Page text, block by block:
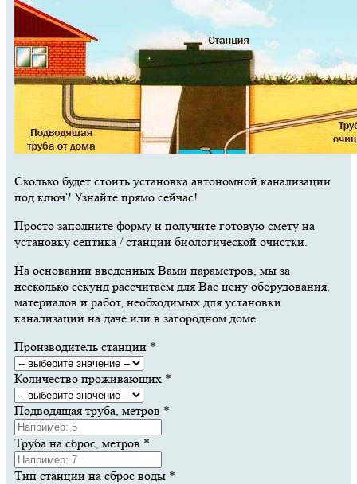
Сколько будет стоить установка автономной канализации
под ключ? Узнайте прямо сейчас!
Просто заполните форму и получите готовую смету на
установку септика / станции биологической очистки.
На основании введенных Вами параметров, мы за
несколько секунд рассчитаем для Вас цену оборудования,
материалов и работ, необходимых для установки
канализации на даче или в загородном доме.
Производитель станции *
Количество проживающих *
Подводящая труба, метров *
Труба на сброс, метров *
Тип станции на сброс воды *